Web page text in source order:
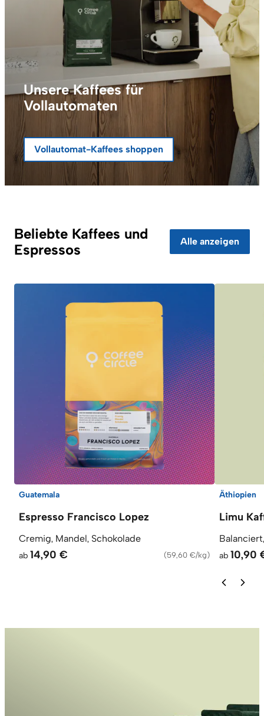
Unsere Kaffees für
Vollautomaten
Vollautomat-Kaffees shoppen
Beliebte Kaffees und
Espressos
Alle anzeigen
Guatemala
Espresso Francisco Lopez
Cremig, Mandel, Schokolade
ab 14,90 € (59,60 €/kg)
Äthiopien
Limu
ab 10,90